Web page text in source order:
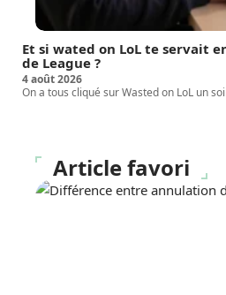
Et si wated on LoL te servait
de League ?
4 août 2026
On a tous cliqué sur Wasted on LoL un
Article favori